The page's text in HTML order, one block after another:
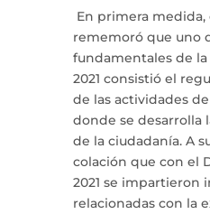
En primera medida,
rememoró que uno
fundamentales de la
2021 consistió el
de las actividades
donde se desarrolla
de la ciudadanía. A
colación que con el
2021 se impartieron
relacionadas con la